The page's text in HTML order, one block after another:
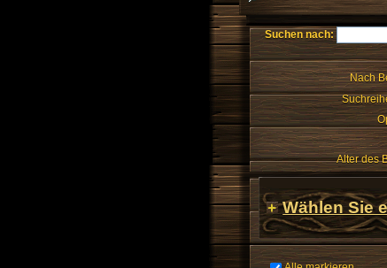
Suchen nach:
Nach
Alter des
Wählen Sie